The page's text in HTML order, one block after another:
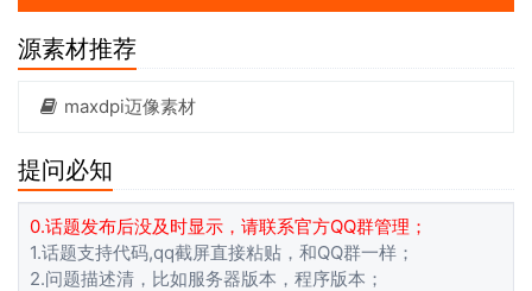
源素材推荐
maxdpi迈像素材
提问必知
0.话题发布后没及时显示，请联系官方QQ群管理；
1.话题支持代码,qq截屏直接粘贴，和QQ群一样；
2.问题描述清，比如服务器版本，程序版本；